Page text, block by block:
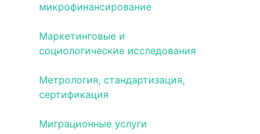
микрофинансирование
Маркетинговые и
социологические исследования
Метрология, стандартизация,
сертификация
Миграционные услуги